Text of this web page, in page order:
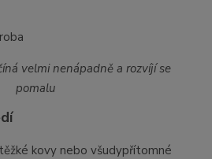
velmi nenápadně a rozvíjí se
pomalu
kovy nebo všudypřítomné